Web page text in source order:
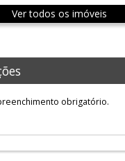
Ver todos os imóveis
obrigatório.